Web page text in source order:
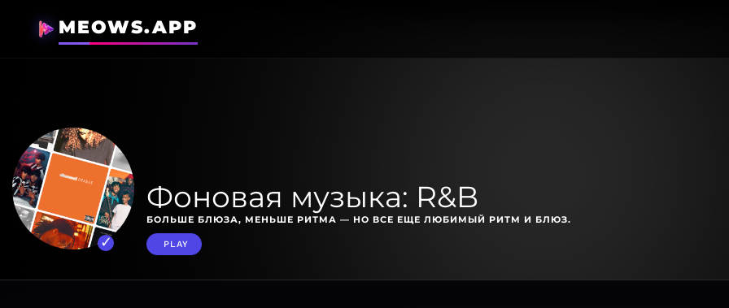
MEOWS.APP
Фоновая музыка: R&B
БОЛЬШЕ БЛЮЗА, МЕНЬШЕ РИТМА — НО ВСЕ ЕЩЕ ЛЮБИМЫЙ РИТМ И БЛЮЗ.
PLAY